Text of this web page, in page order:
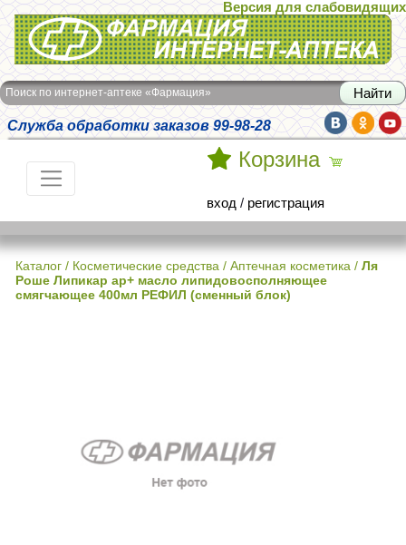
Интернет-аптека Фармация
Версия для слабовидящих
Поиск по интернет-аптеке «Фармация»
Служба обработки заказов 99-98-28
Корзина
вход / регистрация
Каталог / Косметические средства / Аптечная косметика / Ля
Роше Липикар ap+ масло липидовосполняющее
смягчающее 400мл РЕФИЛ (сменный блок)